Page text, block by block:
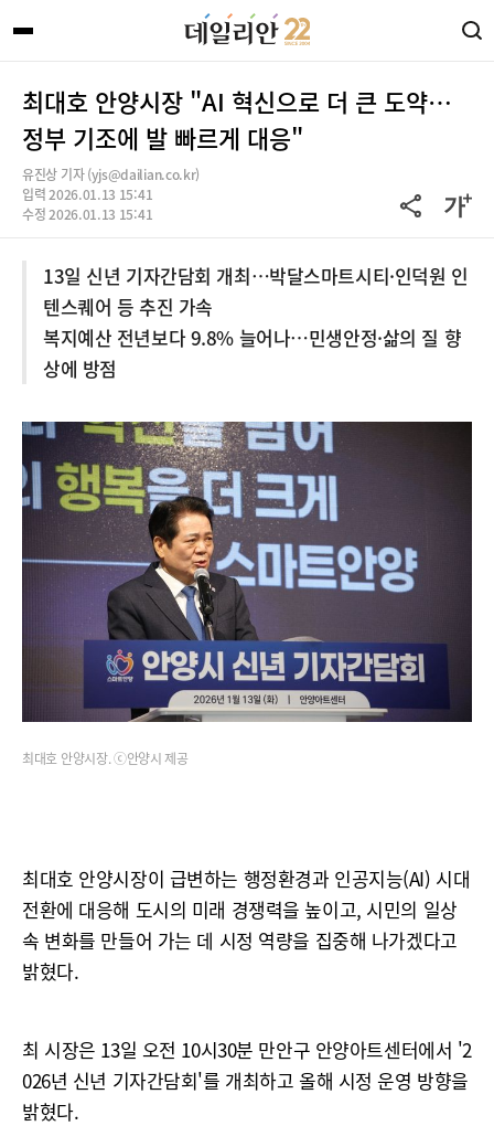
최대호 안양시장 "AI 혁신으로 더 큰 도약…
정부 기조에 발 빠르게 대응"
유진상 기자 (yjs@dailian.co.kr)
입력 2026.01.13 15:41
수정 2026.01.13 15:41
13일 신년 기자간담회 개최…박달스마트시티·인덕원 인
텐스퀘어 등 추진 가속
복지예산 전년보다 9.8% 늘어나…민생안정·삶의 질 향
상에 방점
최대호 안양시장. ⓒ안양시 제공
최대호 안양시장이 급변하는 행정환경과 인공지능(AI) 시대
전환에 대응해 도시의 미래 경쟁력을 높이고, 시민의 일상
속 변화를 만들어 가는 데 시정 역량을 집중해 나가겠다고
밝혔다.
최 시장은 13일 오전 10시30분 만안구 안양아트센터에서 '2
026년 신년 기자간담회'를 개최하고 올해 시정 운영 방향을
밝혔다.